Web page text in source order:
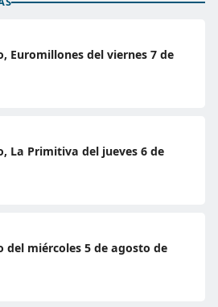
Euromillones del viernes 7 de
La Primitiva del jueves 6 de
del miércoles 5 de agosto de